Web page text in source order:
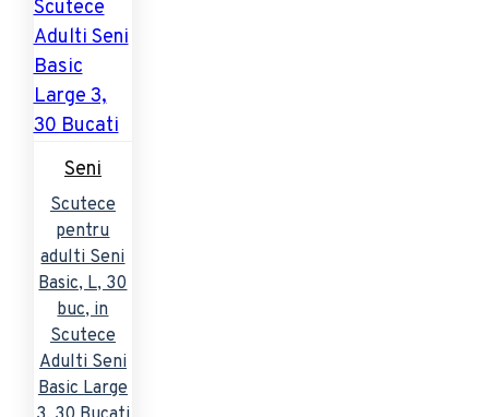
Seni
Scutece
pentru
adulti Seni
Basic, L, 30
buc, in
Scutece
Adulti Seni
Basic Large